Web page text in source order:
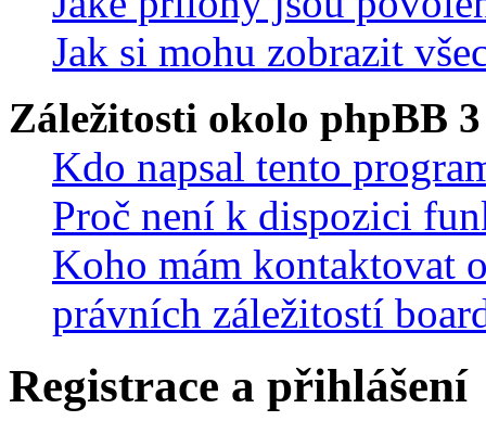
Jak si mohu zobrazit
Záležitosti okolo phpBB 3
Kdo napsal tento
Proč není k dispozici
Koho mám kontaktovat
právních záležitostí
Registrace a přihlášení